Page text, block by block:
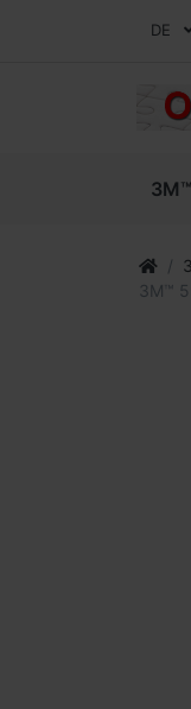
DE
3M™